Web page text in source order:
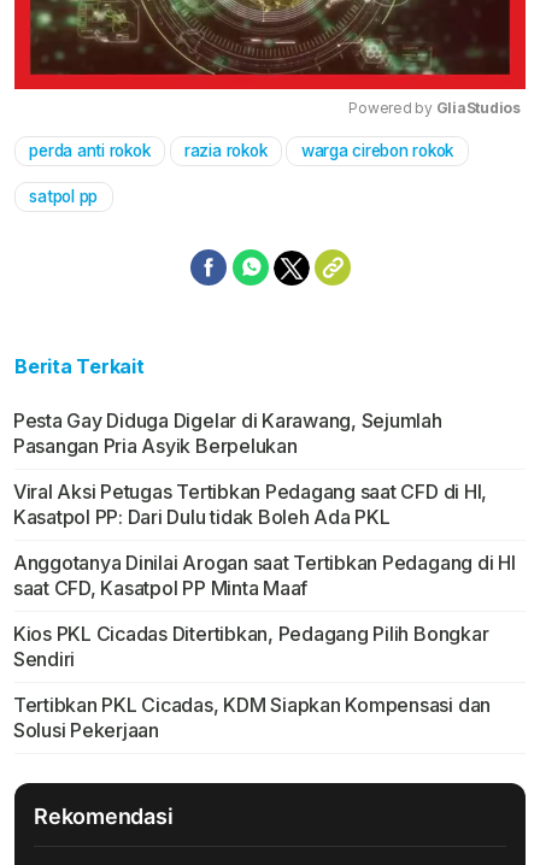
Mute
Powered by GliaStudios
perda anti rokok razia rokok warga cirebon rokok
satpol pp
Berita Terkait
Pesta Gay Diduga Digelar di Karawang, Sejumlah
Pasangan Pria Asyik Berpelukan
Viral Aksi Petugas Tertibkan Pedagang saat CFD di HI,
Kasatpol PP: Dari Dulu tidak Boleh Ada PKL
Anggotanya Dinilai Arogan saat Tertibkan Pedagang di HI
saat CFD, Kasatpol PP Minta Maaf
Kios PKL Cicadas Ditertibkan, Pedagang Pilih Bongkar
Sendiri
Tertibkan PKL Cicadas, KDM Siapkan Kompensasi dan
Solusi Pekerjaan
Rekomendasi